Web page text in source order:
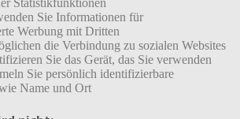
Sie Informationen für
Werbung mit Dritten
die Verbindung zu sozialen Websites
Sie das Gerät, das Sie verwenden
Sie persönlich identifizierbare
Name und Ort